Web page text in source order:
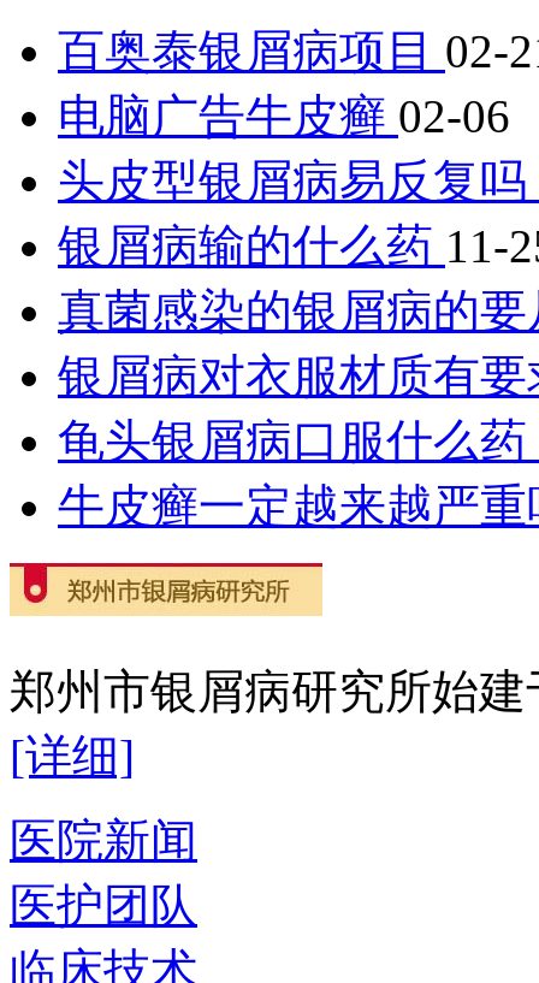
百奥泰银屑病项目 02-
电脑广告牛皮癣 02-06
头皮型银屑病易反复吗
银屑病输的什么药 11-
真菌感染的银屑病的
银屑病对衣服材质有
龟头银屑病口服什么药
牛皮癣一定越来越严
郑州市银屑病研究所始
[详细]
医院新闻
医护团队
临床技术